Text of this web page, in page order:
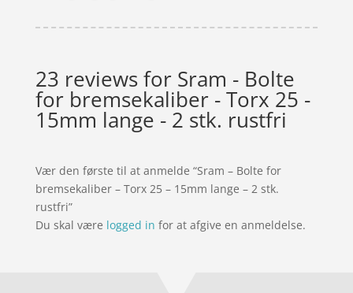
23 reviews for Sram - Bolte
for bremsekaliber - Torx 25 -
15mm lange - 2 stk. rustfri
Vær den første til at anmelde “Sram – Bolte for
bremsekaliber – Torx 25 – 15mm lange – 2 stk.
rustfri”
Du skal være logged in for at afgive en anmeldelse.